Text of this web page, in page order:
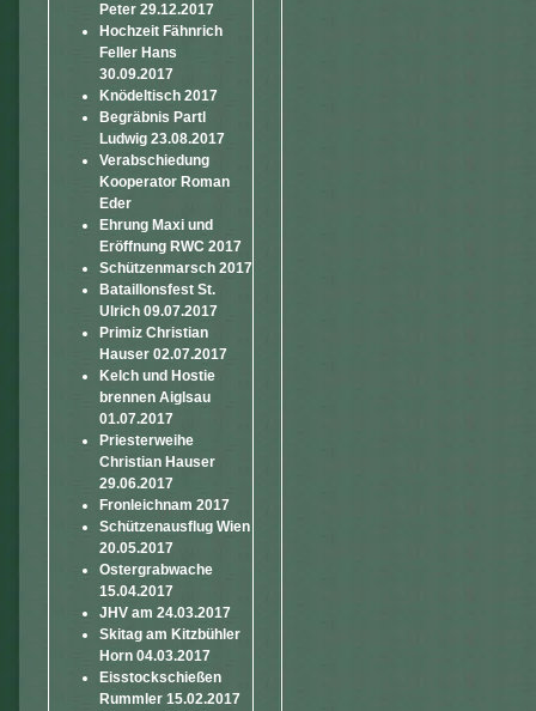
Peter 29.12.2017
Hochzeit Fähnrich
Feller Hans
30.09.2017
Knödeltisch 2017
Begräbnis Partl
Ludwig 23.08.2017
Verabschiedung
Kooperator Roman
Eder
Ehrung Maxi und
Eröffnung RWC 2017
Schützenmarsch 2017
Bataillonsfest St.
Ulrich 09.07.2017
Primiz Christian
Hauser 02.07.2017
Kelch und Hostie
brennen Aiglsau
01.07.2017
Priesterweihe
Christian Hauser
29.06.2017
Fronleichnam 2017
Schützenausflug Wien
20.05.2017
Ostergrabwache
15.04.2017
JHV am 24.03.2017
Skitag am Kitzbühler
Horn 04.03.2017
Eisstockschießen
Rummler 15.02.2017